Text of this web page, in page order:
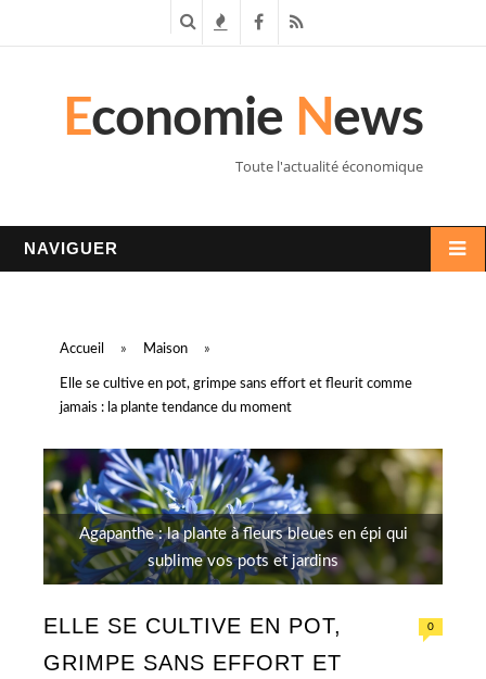
c n
s
F
c
R
S
Economie News
Toute l'actualité économique
NAVIGUER
Accueil » Maison »
Elle se cultive en pot, grimpe sans effort et fleurit comme
jamais : la plante tendance du moment
Agapanthe : la plante à fleurs bleues en épi qui
sublime vos pots et jardins
ELLE SE CULTIVE EN POT,
GRIMPE SANS EFFORT ET
0